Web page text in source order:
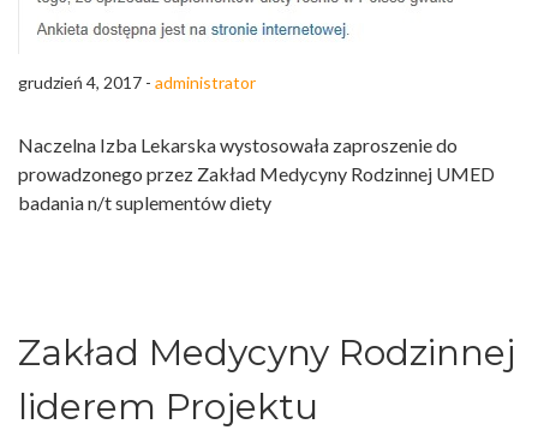
grudzień 4, 2017 - administrator
Naczelna Izba Lekarska wystosowała zaproszenie do
prowadzonego przez Zakład Medycyny Rodzinnej UMED
badania n/t suplementów diety
Zakład Medycyny Rodzinnej
liderem Projektu